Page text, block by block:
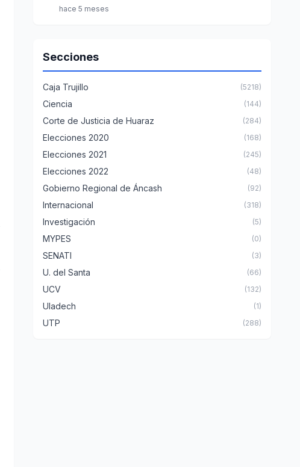
hace 5 meses
Secciones
Caja Trujillo (5218)
Ciencia (144)
Corte de Justicia de Huaraz (284)
Elecciones 2020 (168)
Elecciones 2021 (245)
Elecciones 2022 (48)
Gobierno Regional de Áncash (92)
Internacional (318)
Investigación (5)
MYPES (0)
SENATI (3)
U. del Santa (66)
UCV (132)
Uladech (1)
UTP (288)